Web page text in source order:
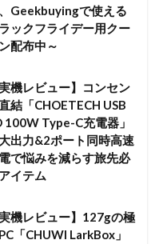
Geekbuyingで使える
ックフライデー用クー
配布中～
実機レビュー】コンセン
結「CHOETECH USB
100W Type-C充電器」
出力&2ポート同時高速
で悩みを減らす旅先必
イテム
実機レビュー】127gの極
「CHUWI LarkBox」